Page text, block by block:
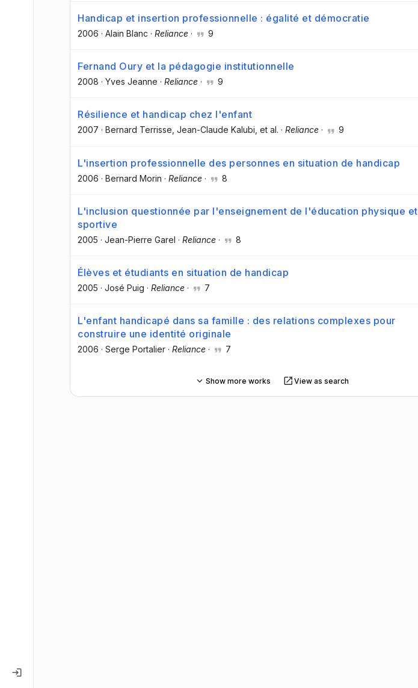
Handicap et insertion professionnelle : égalité et démocratie
2006 · Alain Blanc · Reliance · 9
Fernand Oury et la pédagogie institutionnelle
2008 · Yves Jeanne · Reliance · 9
Résilience et handicap chez l'enfant
2007 · Bernard Terrisse, Jean-Claude Kalubi, et al. · Reliance · 9
L'insertion professionnelle des personnes en situation de handicap
2006 · Bernard Morin · Reliance · 8
L'inclusion questionnée par l'enseignement de l'éducation physique et
sportive
2005 · Jean-Pierre Garel · Reliance · 8
Élèves et étudiants en situation de handicap
2005 · José Puig · Reliance · 7
L'enfant handicapé dans sa famille : des relations complexes pour
construire une identité originale
2006 · Serge Portalier · Reliance · 7
Show more works View as search